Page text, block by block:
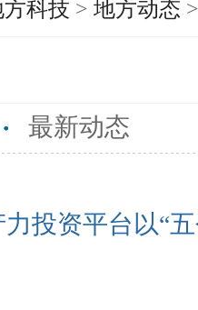
科技 > 地方动态
最新动态
投资平台以“